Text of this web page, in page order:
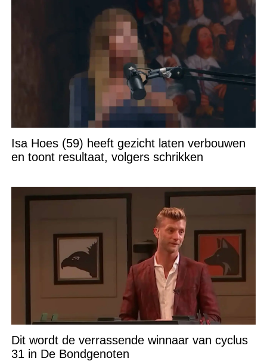
Isa Hoes (59) heeft gezicht laten verbouwen
en toont resultaat, volgers schrikken
Dit wordt de verrassende winnaar van cyclus
31 in De Bondgenoten